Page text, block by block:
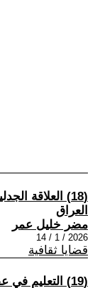
(18) العلاقة
العراق
مضر خليل عمر
2026 / 1 / 14
قضايا ثقافية
(19) التعليم